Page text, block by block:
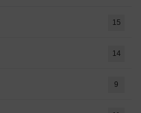
15
14
9